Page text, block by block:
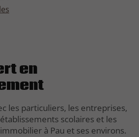
en
les particuliers, les entreprises,
scolaires et les
à Pau et ses environs.